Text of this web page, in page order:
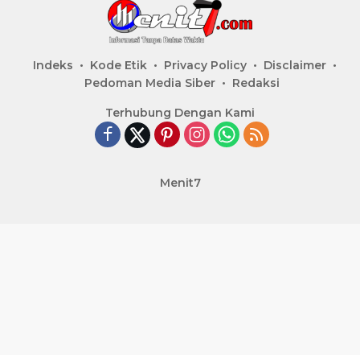
Indeks Kode Etik Privacy Policy
Disclaimer
Pedoman Media Siber
Redaksi
Terhubung Dengan Kami
Menit7